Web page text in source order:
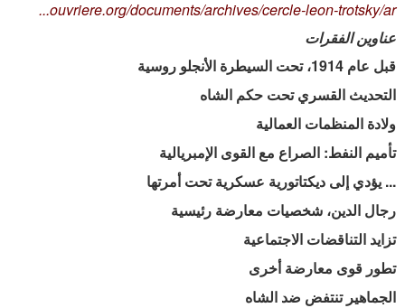
ouvriere.org/documents/archives/cercle-leon-trotsky/ar...
عناوين الفقرات
قبل عام 1914، تحت السيطرة الأنجلو روسية
التحديث القسري تحت حكم الشاه
ولادة المنظمات العمالية
تأميم النفط: الصراع مع القوى الإمبريالية
... يؤدي إلى ديكتاتورية عسكرية تحت أمرتها
رجال الدين، شخصيات معارضة رئيسية
تزايد التناقضات الاجتماعية
تطور قوى معارضة أخرى
الجماهير تنتفض ضد الشاه